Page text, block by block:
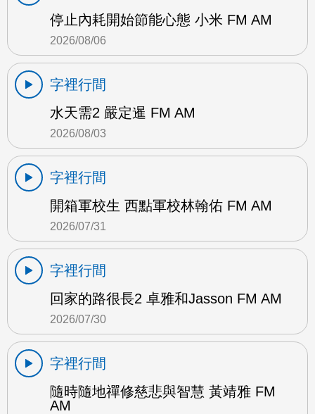
停止內耗開始節能心態 小米 FM AM
2026/08/06
字裡行間
水天需2 嚴定暹 FM AM
2026/08/03
字裡行間
開箱軍校生 西點軍校林翰佑 FM AM
2026/07/31
字裡行間
回家的路很長2 卓雅和Jasson FM AM
2026/07/30
字裡行間
隨時隨地禪修慈悲與智慧 黃靖雅 FM
AM